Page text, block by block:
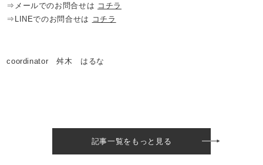
⇒メールでのお問合せは コチラ
⇒LINEでのお問合せは コチラ
coordinator 舛木 はるな
記事一覧をもっと見る